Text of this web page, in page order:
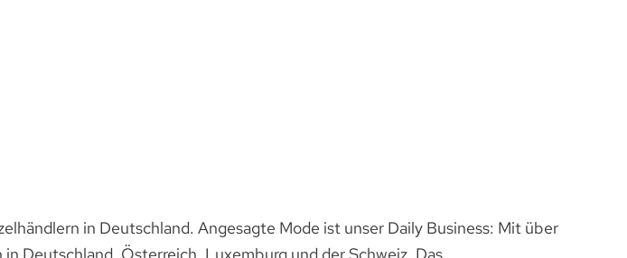
in Deutschland. Angesagte Mode ist unser Daily Business: Mit über